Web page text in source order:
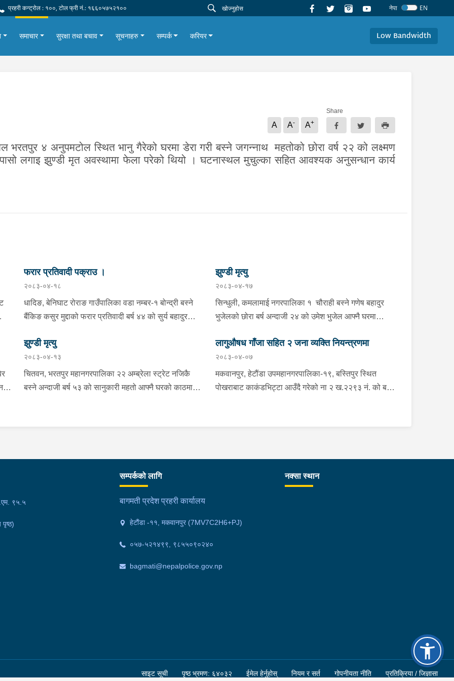
प्रहरी कन्ट्रोल : १००, टोल फ्री नं.: १६६०५७५२१०० नेपा EN
समाचार सुरक्षा तथा बचाव सूचनाहरु सम्पर्क करियर Low Bandwidth
A A- A+
Share
भरतपुर ४ अनुपमटोल स्थित भानु गैरेको घरमा डेरा गरी बस्ने जगन्नाथ महतोको छोरा वर्ष २२ को लक्ष्मण
पासो लगाइ झुण्डी मृत अवस्थामा फेला परेको थियो । घटनास्थल मुचुल्का सहित आवश्यक अनुसन्धान कार्य
फरार प्रतिवादी पक्राउ ।
२०८३-०४-१८
धादिङ, बेनिघाट रोराङ गाउँपालिका वडा नम्बर-१ बोन्द्री बस्ने
बैंकिङ कसुर मुद्दाको फरार प्रतिवादी बर्ष ४४ को सुर्य बहादुर
झुण्डी मृत्यु
२०८३-०४-१७
सिन्धुली, कमलामाई नगरपालिका १ चौराही बस्ने गणेष बहादुर
भुजेलको छोरा बर्ष अन्दाजी २४ को उमेश भुजेल आफ्नै घरमा
प्राप्त हुनासाथ प्रहरी टोली खटिगई घटनास्थलमा मुचुल्का
सहित थप अनुसन्धान कार्य भइरहेको ।
झुण्डी मृत्यु
२०८३-०४-१३
चितवन, भरतपुर महानगरपालिका २२ अम्ब्रेला स्ट्रेट नजिकै
बस्ने अन्दाजी बर्ष ५३ को सानुकारी महतो आफ्नै घरको काठमा
लागुऔषध गाँजा सहित २ जना व्यक्ति नियन्त्रणमा
२०८३-०४-०७
मकवानपुर, हेटौंडा उपमहानगरपालिका-१९, बस्तिपुर स्थित
पोखराबाट काकंडभिट्टा आउँदै गरेको ना २ ख.२२९३ नं. को बस
कालो झोला भित्र लागुऔषध गाँजा २६ किलोग्राम २० ग्राम
मोक्तान र सोहि हेटौंडा उपमहानगरपालिका-१९, बस्तिपुर बस्ने
९५.५
पृष्ठ)
सम्पर्कको लागि
बागमती प्रदेश प्रहरी कार्यालय
हेटौंडा -११, मकवानपुर (7MV7C2H6+PJ)
०५७-५२१४९९, ९८५५०९०२४०
bagmati@nepalpolice.gov.np
नक्सा स्थान
साइट सूची पृष्ठ भ्रमण: ६४०३२ ईमेल हेर्नुहोस् नियम र सर्त गोपनीयता नीति प्रतिक्रिया / जिज्ञासा